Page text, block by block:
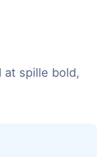
at spille bold,